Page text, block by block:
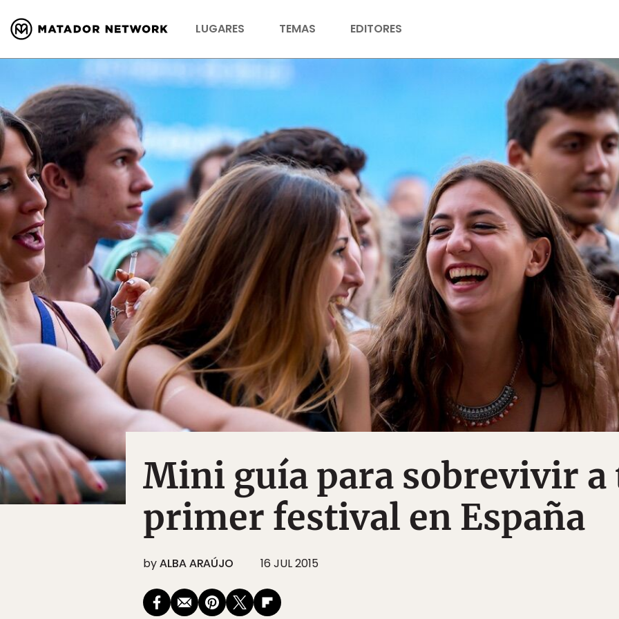
LUGARES TEMAS EDITORES
Mini guía para sobrevivir a
primer festival en España
byALBA ARAÚJO 16 JUL 2015